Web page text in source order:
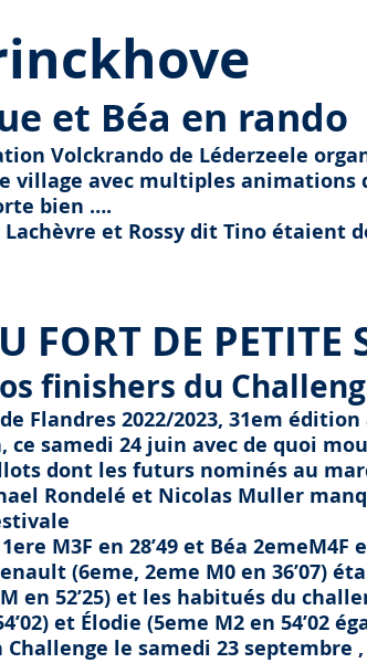
et Béa en rando
Volckrando de Léderzeele
village avec multiples
bien ….
et Rossy dit Tino étaient
FORT DE PETITE
finishers du
Flandres 2022/2023, 31em
ce samedi 24 juin avec de quoi
dont les futurs nominés au
Rondelé et Nicolas Muller
M3F en 28’49 et Béa 2emeM4F
(6eme, 2eme M0 en 36’07)
en 52’25) et les habitués du
et Élodie (5eme M2 en 54’02
le samedi 23 septembre